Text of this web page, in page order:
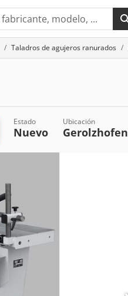
Taladros de agujeros ranurados
Estado
Nuevo
Ubicación
Gerolzhofen